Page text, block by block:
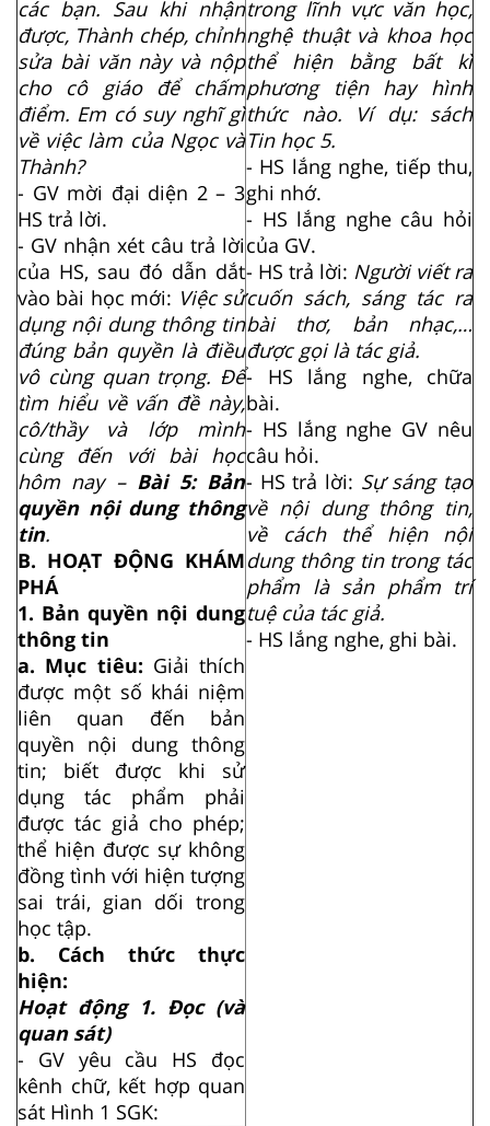
các bạn. Sau khi nhận
được, Thành chép, chỉnh
sửa bài văn này và nộp
cho cô giáo để chấm
điểm. Em có suy nghĩ gì
về việc làm của Ngọc và
Thành?
- GV mời đại diện 2 – 3
HS trả lời.
- GV nhận xét câu trả lời
của HS, sau đó dẫn dắt
vào bài học mới: Việc sử
dụng nội dung thông tin
đúng bản quyền là điều
vô cùng quan trọng. Để
tìm hiểu về vấn đề này,
cô/thầy và lớp mình
cùng đến với bài học
hôm nay – Bài 5: Bản
quyền nội dung thông
tin.
B. HOẠT ĐỘNG KHÁM
PHÁ
1. Bản quyền nội dung
thông tin
a. Mục tiêu: Giải thích
được một số khái niệm
liên quan đến bản
quyền nội dung thông
tin; biết được khi sử
dụng tác phẩm phải
được tác giả cho phép;
thể hiện được sự không
đồng tình với hiện tượng
sai trái, gian dối trong
học tập.
b. Cách thức thực
hiện:
Hoạt động 1. Đọc (và
quan sát)
- GV yêu cầu HS đọc
kênh chữ, kết hợp quan
sát Hình 1 SGK:
trong lĩnh vực văn học,
nghệ thuật và khoa học
thể hiện bằng bất kì
phương tiện hay hình
thức nào. Ví dụ: sách
Tin học 5.
- HS lắng nghe, tiếp thu,
ghi nhớ.
- HS lắng nghe câu hỏi
của GV.
- HS trả lời: Người viết ra
cuốn sách, sáng tác ra
bài thơ, bản nhạc,…
được gọi là tác giả.
- HS lắng nghe, chữa
bài.
- HS lắng nghe GV nêu
câu hỏi.
- HS trả lời: Sự sáng tạo
về nội dung thông tin,
về cách thể hiện nội
dung thông tin trong tác
phẩm là sản phẩm trí
tuệ của tác giả.
- HS lắng nghe, ghi bài.